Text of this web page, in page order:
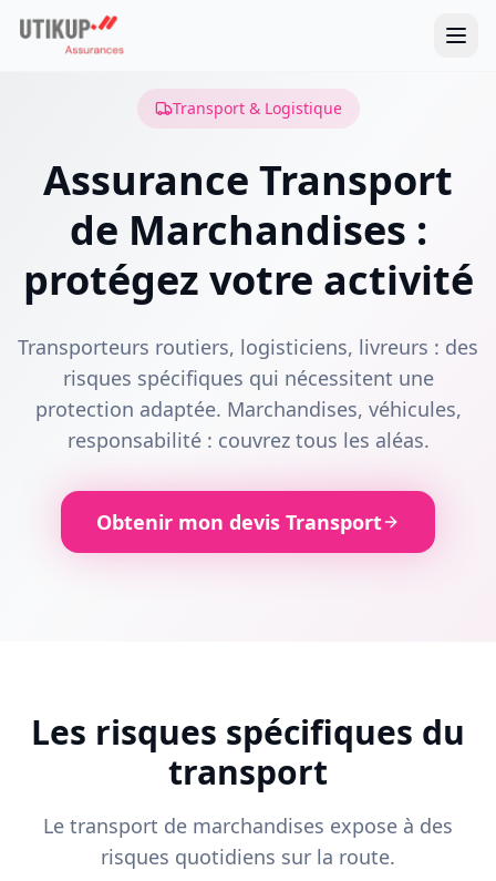
Transport & Logistique
Assurance Transport
de Marchandises :
protégez votre activité
Transporteurs routiers, logisticiens, livreurs : des
risques spécifiques qui nécessitent une
protection adaptée. Marchandises, véhicules,
responsabilité : couvrez tous les aléas.
Obtenir mon devis Transport
Les risques spécifiques du
transport
Le transport de marchandises expose à des
risques quotidiens sur la route.